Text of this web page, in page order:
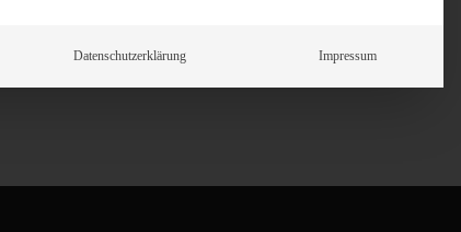
Datenschutzerklärung Impressum